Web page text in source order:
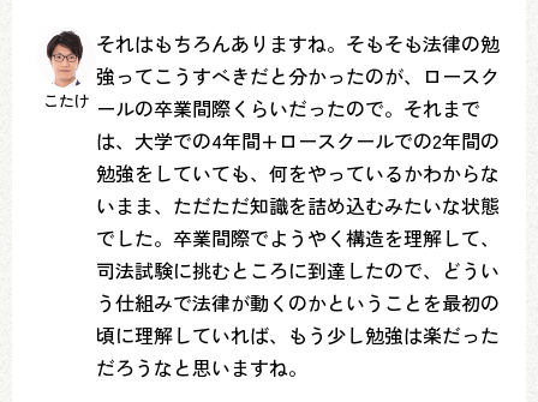
こたけ
それはもちろんありますね。そもそも法律の勉
強ってこうすべきだと分かったのが、ロースク
ールの卒業間際くらいだったので。それまで
は、大学での4年間+ロースクールでの2年間の
勉強をしていても、何をやっているかわからな
いまま、ただただ知識を詰め込むみたいな状態
でした。卒業間際でようやく構造を理解して、
司法試験に挑むところに到達したので、どうい
う仕組みで法律が動くのかということを最初の
頃に理解していれば、もう少し勉強は楽だった
だろうなと思いますね。